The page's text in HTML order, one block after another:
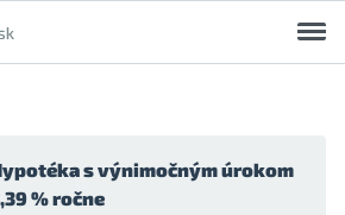
s výnimočným úrokom
% ročne